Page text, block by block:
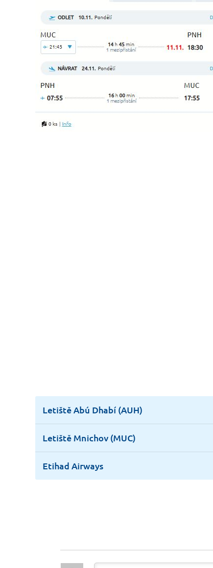
Letiště Abú Dhabí (AUH)
Letiště Mnichov (MUC)
Etihad Airways